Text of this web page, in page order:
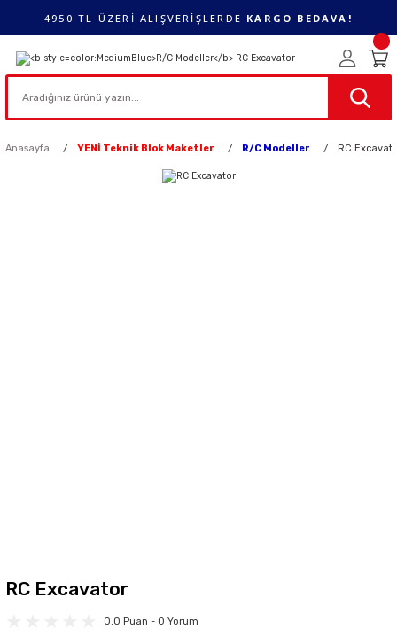
4950 TL ÜZERİ ALIŞVERİŞLERDE KARGO BEDAVA!
Anasayfa YENİ Teknik Blok Maketler R/C Modeller RC
RC Excavator
0.0 Puan - 0 Yorum